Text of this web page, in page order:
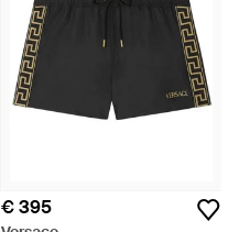
€ 395